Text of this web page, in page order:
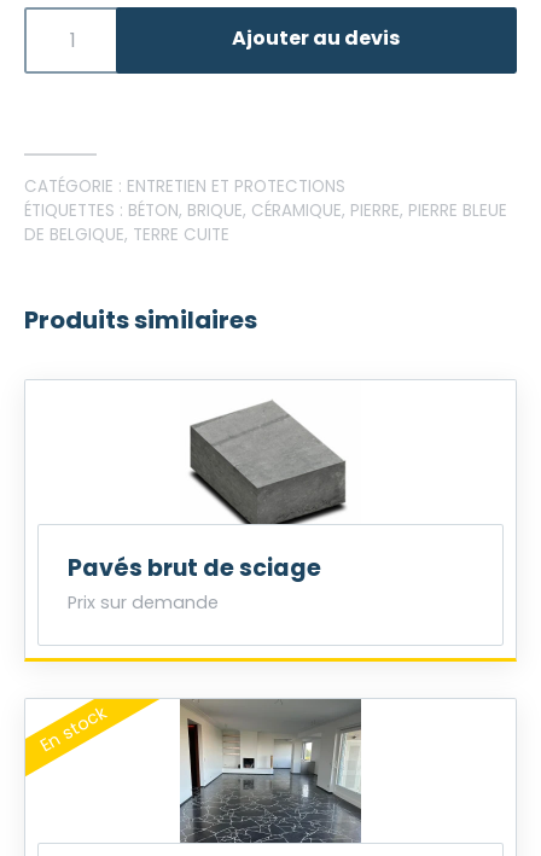
Ajouter au devis
CATÉGORIE : ENTRETIEN ET PROTECTIONS
ÉTIQUETTES : BÉTON, BRIQUE, CÉRAMIQUE, PIERRE, PIERRE BLEUE
DE BELGIQUE, TERRE CUITE
Produits similaires
Pavés brut de sciage
Prix sur demande